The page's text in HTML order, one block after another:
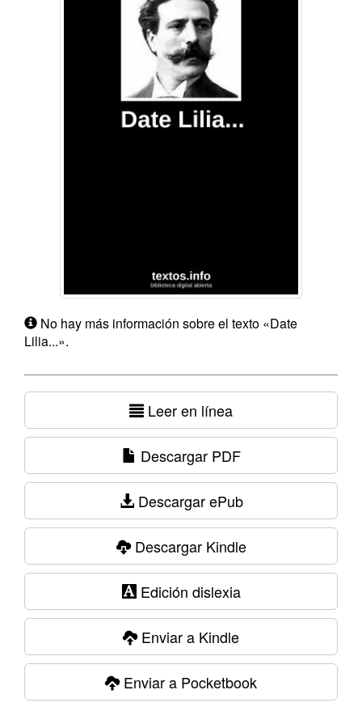
No hay más información sobre el texto «Date
Lilia...».
Leer en línea
Descargar PDF
Descargar ePub
Descargar Kindle
Edición dislexia
Enviar a Kindle
Enviar a Pocketbook